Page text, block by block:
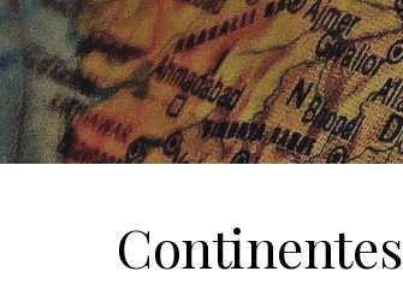
Continentes